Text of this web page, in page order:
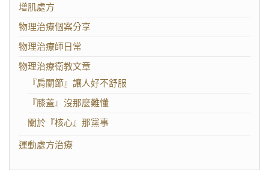
增肌處方
物理治療個案分享
物理治療師日常
物理治療衛教文章
『肩關節』讓人好不舒服
『膝蓋』沒那麼難懂
關於『核心』那黨事
運動處方治療